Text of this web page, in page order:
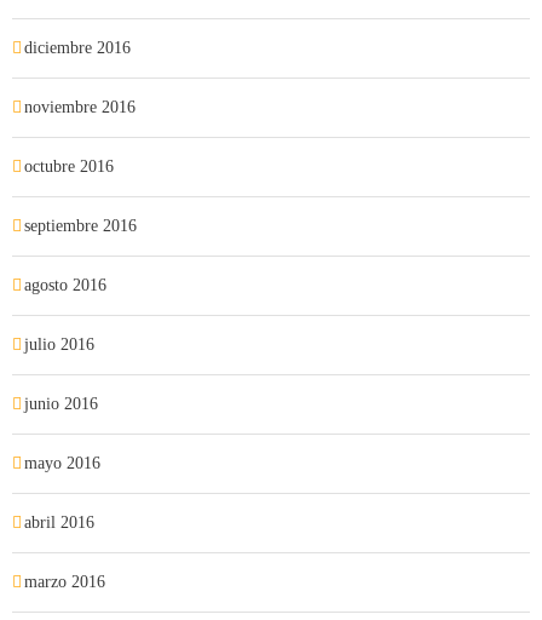
diciembre 2016
noviembre 2016
octubre 2016
septiembre 2016
agosto 2016
julio 2016
junio 2016
mayo 2016
abril 2016
marzo 2016